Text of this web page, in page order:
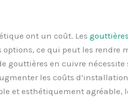
ont un coût. Les
ce qui peut les rendre
gouttières en cuivre nécessite
les coûts
et esthétiquement agréable,